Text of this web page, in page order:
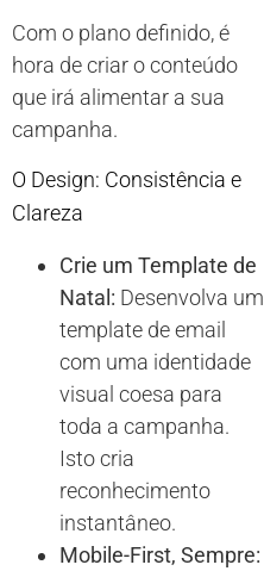
Com o plano definido, é
hora de criar o conteúdo
que irá alimentar a sua
campanha.
O Design: Consistência e
Clareza
Crie um Template de
Natal: Desenvolva um
template de email
com uma identidade
visual coesa para
toda a campanha.
Isto cria
reconhecimento
instantâneo.
Mobile-First, Sempre: